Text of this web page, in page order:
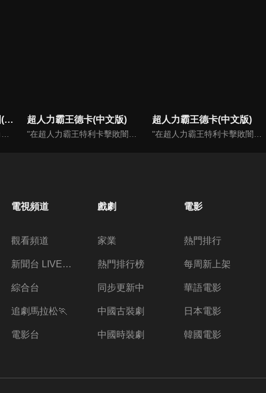
電影 國王戰隊 冒險王國(中文版)
在修高達姆國的高加索獨角仙城堡，登基儀式即將開始，終於到了基拉·哈斯提成為修高達姆國王的日子！他國的國王們——陽馬、姬野、璃塔、神樂崎也齊聚一堂，準備迎接新國王誕生的瞬間。就在這時，一名女性出現在基拉的面前。
超人力霸王德卡(中文版)
"在超人力霸王特利卡擊敗闇之巨人十年後，昔日的怪獸災害已消滅，地球似乎恢復了和平。人類的目光進一步轉向宇宙，而怪獸災害的對策規模開始縮小。就在這時，突然飛來的神秘宇宙浮遊物體「索菲亞」開始襲擊地球，人類與宇宙的聯繫被斷絕，成為了「孤島般的星球」…"
超人力霸王德卡(中文版)
"在超人力霸王特利卡擊敗闇之巨人十年後，昔日的怪獸災害已消滅，地球似乎恢復了和平。人類的目光進一步轉向宇宙，而怪獸災害的對策規模開始縮小。就在這時，突然飛來的神秘宇宙浮遊物體「索菲亞」開始襲擊地球，人類與宇宙的聯繫被斷絕，成為了「孤島般的星球」…"
電視頻道
觀看頻道
新聞台 LIVE 直播
綜合台
追劇馬拉松🏃
電影台
戲劇
家業
熱門排行榜
同步更新中
中國古裝劇
中國時裝劇
電影
熱門排行
每周新上架
華語電影
日本電影
韓國電影